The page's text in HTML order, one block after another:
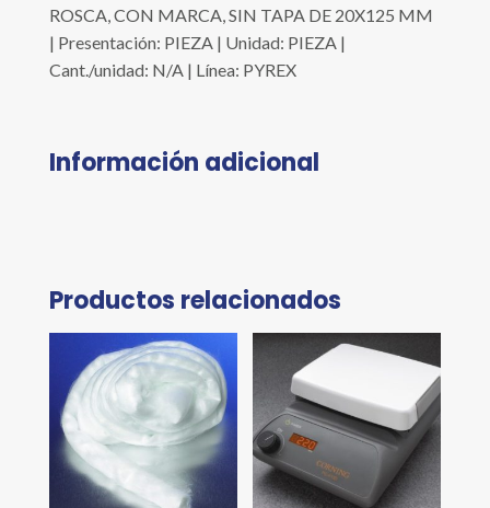
ROSCA, CON MARCA, SIN TAPA DE 20X125 MM
| Presentación: PIEZA | Unidad: PIEZA |
Cant./unidad: N/A | Línea: PYREX
Información adicional
Productos relacionados